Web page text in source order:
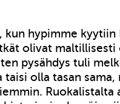
kun hypimme kyytiin
olivat
pysähdys tuli
taisi olla tasan
Ruokalistalta